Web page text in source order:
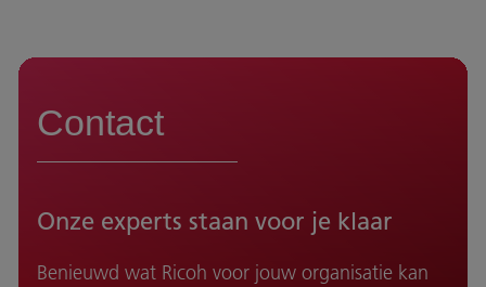
Contact
Onze experts staan voor je klaar
Benieuwd wat Ricoh voor jouw organisatie kan